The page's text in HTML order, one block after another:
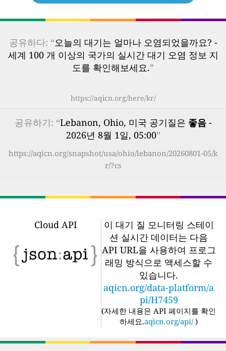
공유하다: “오늘의 대기는 얼마나 오염되었을까요? -
세계 100 개 이상의 국가의 실시간 대기 오염 정보 지
도를 확인해보세요.”
https://aqicn.org/here/kr/
공유하기: “Lebanon, Ohio, 미국 공기질은 좋음-
2026년 8월 1일, 05:00”
https://aqicn.org/snapshot/usa/ohio/lebanon/20260801-05/k
r/?cs
Cloud API
이 대기 질 모니터링 스테이
션 실시간 데이터는 다음
API URL을 사용하여 프로그
래밍 방식으로 액세스할 수
있습니다.
aqicn.org/data-platform/a
pi/H7459
(자세한 내용은 API 페이지를 확인
하세요.aqicn.org/api/ )